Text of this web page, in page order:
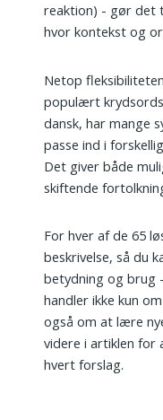
reaktion) - gør det
hvor kontekst og
Netop
populært
dansk, har mange
passe ind i
Det giver både
skiftende
For hver af de 65
beskrivelse, så du
betydning og brug
handler ikke kun
også om at lære
videre i artiklen for
hvert forslag.